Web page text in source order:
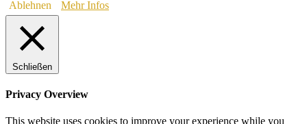
Ablehnen
Mehr Infos
Schließen
Privacy Overview
This website uses cookies to improve your experience while you